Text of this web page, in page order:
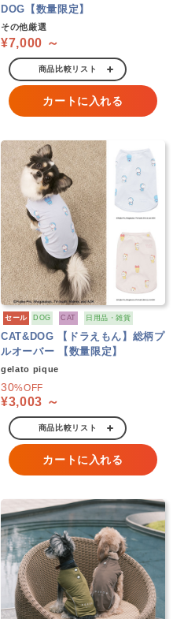
DOG【数量限定】
その他厳選
¥7,000 ～
商品比較リスト
カートに入れる
セール DOG CAT 日用品・雑貨
CAT&DOG 【ドラえもん】総柄プ
ルオーバー 【数量限定】
gelato pique
30%OFF
¥3,003 ～
商品比較リスト
カートに入れる